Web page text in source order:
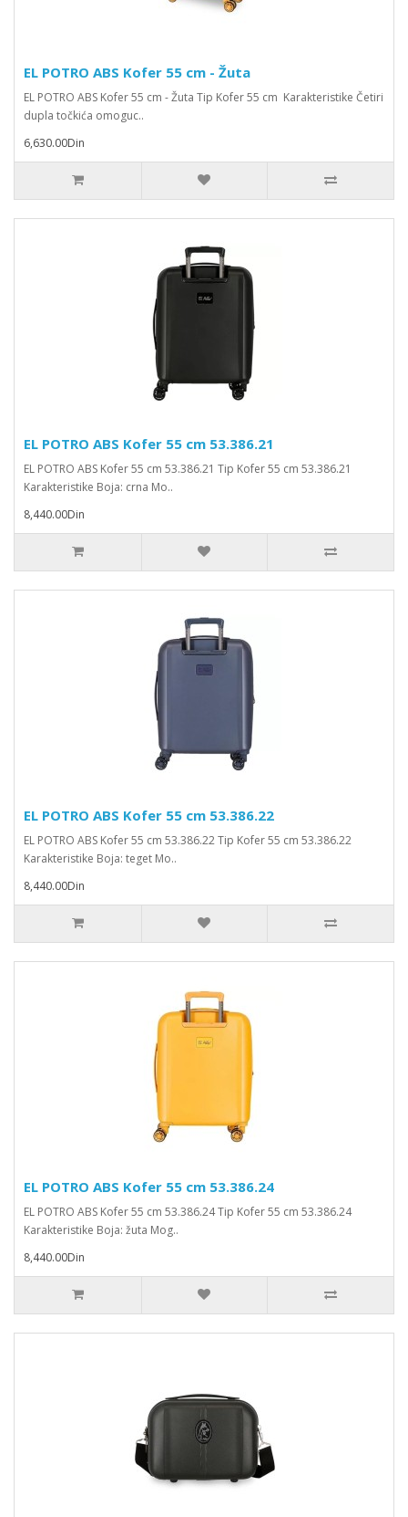
EL POTRO ABS Kofer 55 cm - Žuta
EL POTRO ABS Kofer 55 cm - Žuta Tip Kofer 55 cm Karakteristike Četiri
dupla točkića omoguc..
6,630.00Din
EL POTRO ABS Kofer 55 cm 53.386.21
EL POTRO ABS Kofer 55 cm 53.386.21 Tip Kofer 55 cm 53.386.21
Karakteristike Boja: crna Mo..
8,440.00Din
EL POTRO ABS Kofer 55 cm 53.386.22
EL POTRO ABS Kofer 55 cm 53.386.22 Tip Kofer 55 cm 53.386.22
Karakteristike Boja: teget Mo..
8,440.00Din
EL POTRO ABS Kofer 55 cm 53.386.24
EL POTRO ABS Kofer 55 cm 53.386.24 Tip Kofer 55 cm 53.386.24
Karakteristike Boja: žuta Mog..
8,440.00Din